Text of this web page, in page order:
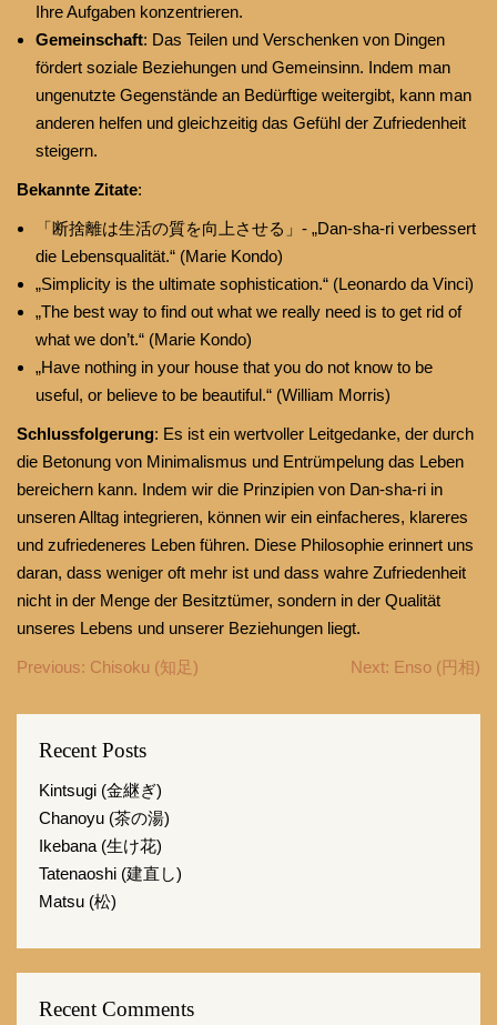
Ihre Aufgaben konzentrieren.
Gemeinschaft: Das Teilen und Verschenken von Dingen
fördert soziale Beziehungen und Gemeinsinn. Indem man
ungenutzte Gegenstände an Bedürftige weitergibt, kann man
anderen helfen und gleichzeitig das Gefühl der Zufriedenheit
steigern.
Bekannte Zitate:
「断捨離は生活の質を向上させる」- „Dan-sha-ri verbessert
die Lebensqualität.“ (Marie Kondo)
„Simplicity is the ultimate sophistication.“ (Leonardo da Vinci)
„The best way to find out what we really need is to get rid of
what we don’t.“ (Marie Kondo)
„Have nothing in your house that you do not know to be
useful, or believe to be beautiful.“ (William Morris)
Schlussfolgerung: Es ist ein wertvoller Leitgedanke, der durch
die Betonung von Minimalismus und Entrümpelung das Leben
bereichern kann. Indem wir die Prinzipien von Dan-sha-ri in
unseren Alltag integrieren, können wir ein einfacheres, klareres
und zufriedeneres Leben führen. Diese Philosophie erinnert uns
daran, dass weniger oft mehr ist und dass wahre Zufriedenheit
nicht in der Menge der Besitztümer, sondern in der Qualität
unseres Lebens und unserer Beziehungen liegt.
Beitragsnavigation
Previous: Chisoku (知足) Next: Enso (円相)
Recent Posts
Kintsugi (金継ぎ)
Chanoyu (茶の湯)
Ikebana (生け花)
Tatenaoshi (建直し)
Matsu (松)
Recent Comments